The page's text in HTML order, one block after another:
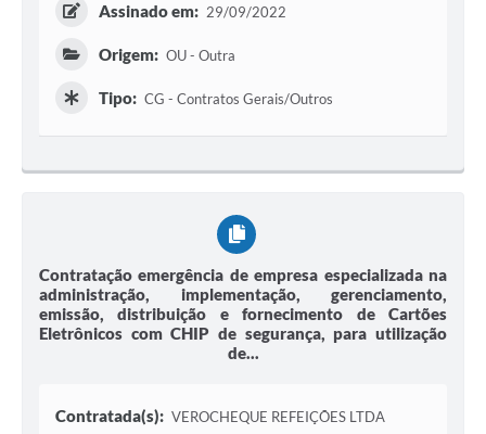
Assinado em: 29/09/2022
Origem: OU - Outra
Tipo: CG - Contratos Gerais/Outros
Contratação emergência de empresa especializada na
administração, implementação, gerenciamento,
emissão, distribuição e fornecimento de Cartões
Eletrônicos com CHIP de segurança, para utilização
de...
Contratada(s): VEROCHEQUE REFEIÇÕES LTDA